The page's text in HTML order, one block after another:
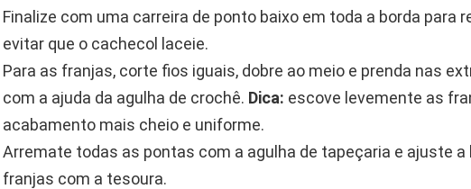
Finalize com uma carreira de ponto baixo em toda a borda para
evitar que o cachecol laceie.
Para as franjas, corte fios iguais, dobre ao meio e prenda nas
com a ajuda da agulha de crochê. Dica: escove levemente as
acabamento mais cheio e uniforme.
Arremate todas as pontas com a agulha de tapeçaria e ajuste a
franjas com a tesoura.